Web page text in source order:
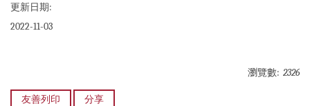
更新日期:
2022-11-03
瀏覽數: 2326
友善列印 分享